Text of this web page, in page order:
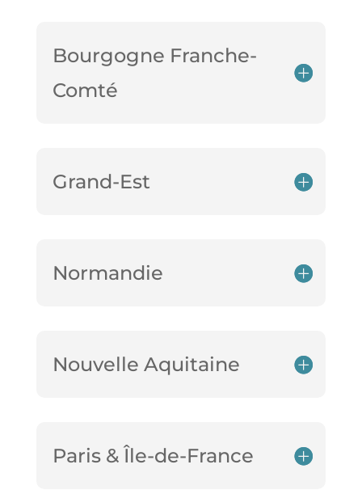
Bourgogne Franche-
Comté
Grand-Est
Normandie
Nouvelle Aquitaine
Paris & Île-de-France